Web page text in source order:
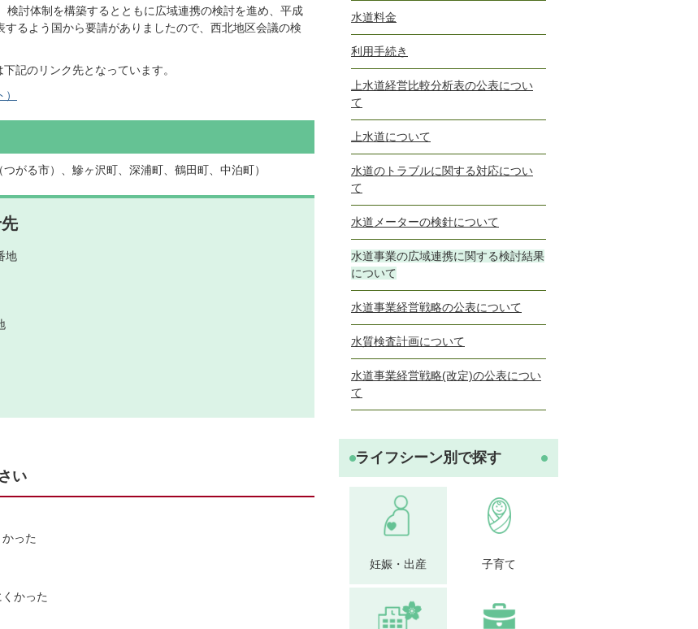
討体制を構築するとともに広域連携の検討を進め、平成
るよう国から要請がありましたので、西北地区会議の検
記のリンク先となっています。
がる市）、鰺ヶ沢町、深浦町、鶴田町、中泊町）
地
い
った
かった
水道料金
利用手続き
上水道経営比較分析表の公表につい
て
上水道について
水道のトラブルに関する対応につい
て
水道メーターの検針について
水道事業の広域連携に関する検討結果
について
水道事業経営戦略の公表について
水質検査計画について
水道事業経営戦略(改定)の公表につい
て
ライフシーン別で探す
妊娠・出産 子育て